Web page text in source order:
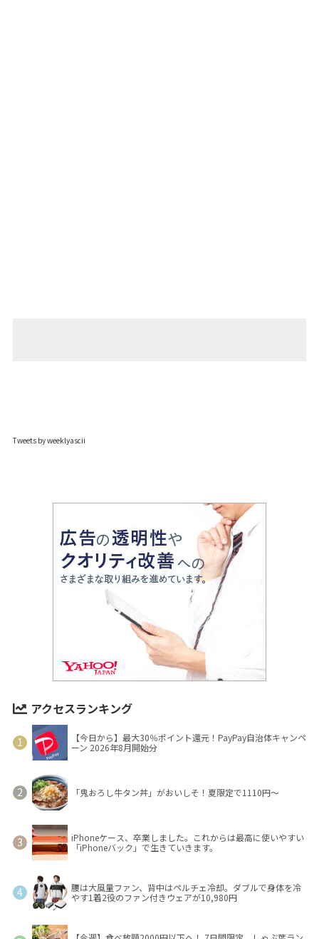
Tweets by weeklyascii
アクセスランキング
【今日から】最大30％ポイント還元！PayPay自治体キャンペ
ーン 2026年8月開始分
「鬼おろし牛タン丼」がおいしそ！夏限定で1110円～
iPhoneケース、卒業しました。これからは最高に使いやすい
「iPhoneバック」で生きていきます。
腰は大風量ファン、背中はペルチェ冷却。ダブルで身体を冷
やす1着2役のファン付きウェアが10,980円